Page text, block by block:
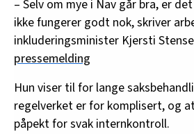
– Selv om mye i Nav går bra, er
ikke fungerer godt nok, skriver
inkluderingsminister Kjersti
pressemelding
Hun viser til for lange
regelverket er for komplisert, og
påpekt for svak internkontroll.